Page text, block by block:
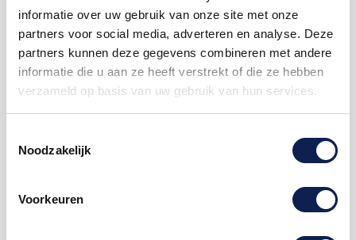
informatie over uw gebruik van onze site met onze
partners voor social media, adverteren en analyse. Deze
partners kunnen deze gegevens combineren met andere
informatie die u aan ze heeft verstrekt of die ze hebben
verzameld op basis van uw gebruik van hun services.
Noodzakelijk
Voorkeuren
Omschrijving